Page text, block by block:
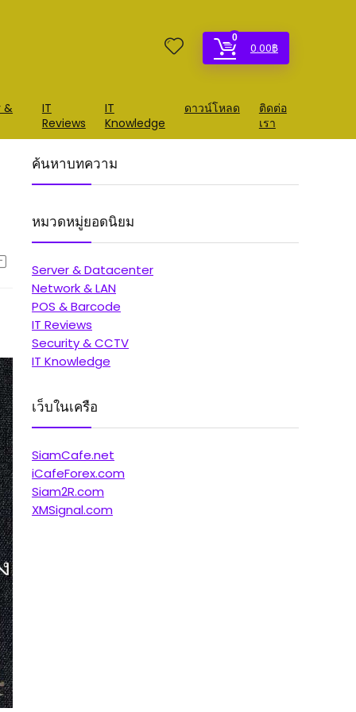
0
0.00฿
&
IT
Reviews
IT
Knowledge
ดาวน์โหลด
ติดต่อ
เรา
ค้นหาบทความ
หมวดหมู่ยอดนิยม
Server & Datacenter
Network & LAN
POS & Barcode
IT Reviews
Security & CCTV
IT Knowledge
เว็บในเครือ
SiamCafe.net
iCafeForex.com
Siam2R.com
XMSignal.com